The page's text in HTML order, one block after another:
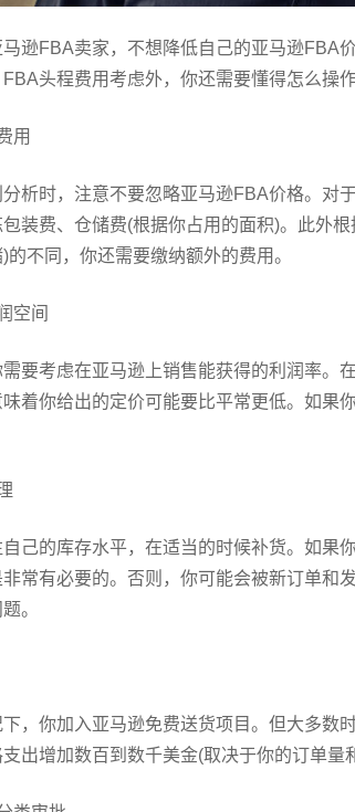
逊FBA卖家，不想降低自己的亚马逊FBA
头程费用考虑外，你还需要懂得怎么操
用
析时，注意不要忽略亚马逊FBA价格。对
装费、仓储费(根据你占用的面积)。此外
的不同，你还需要缴纳额外的费用。
空间
要考虑在亚马逊上销售能获得的利润率。
着你给出的定价可能要比平常更低。如果
己的库存水平，在适当的时候补货。如果
常有必要的。否则，你可能会被新订单和
。
，你加入亚马逊免费送货项目。但大多数
出增加数百到数千美金(取决于你的订单量